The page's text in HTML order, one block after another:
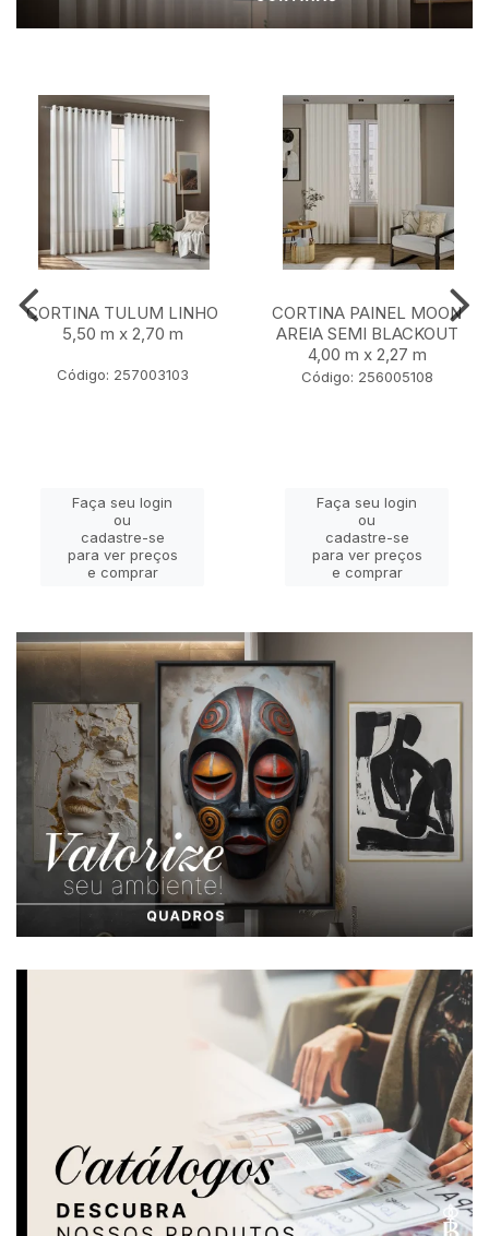
CORTINA TULUM LINHO
5,50 m x 2,70 m
Código: 257003103
Faça seu login
ou
cadastre-se
para ver preços
e comprar
CORTINA PAINEL MOON
AREIA SEMI BLACKOUT
4,00 m x 2,27 m
Código: 256005108
Faça seu login
ou
cadastre-se
para ver preços
e comprar